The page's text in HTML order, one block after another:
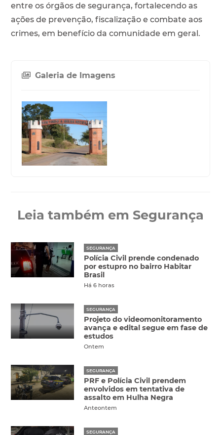
entre os órgãos de segurança, fortalecendo as
ações de prevenção, fiscalização e combate aos
crimes, em benefício da comunidade em geral.
Galeria de Imagens
Leia também em Segurança
SEGURANÇA
Polícia Civil prende condenado
por estupro no bairro Habitar
Brasil
Há 6 horas
SEGURANÇA
Projeto do videomonitoramento
avança e edital segue em fase de
estudos
Ontem
SEGURANÇA
PRF e Polícia Civil prendem
envolvidos em tentativa de
assalto em Hulha Negra
Anteontem
SEGURANÇA